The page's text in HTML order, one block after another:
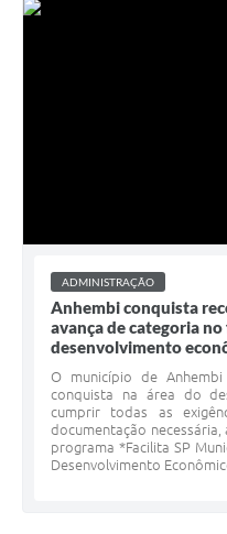
ADMINISTRAÇÃO
Anhembi conquista
avança de categoria
desenvolvimento
O município de
conquista na área do
cumprir todas as
documentação
programa *Facilita SP
Desenvolvimento